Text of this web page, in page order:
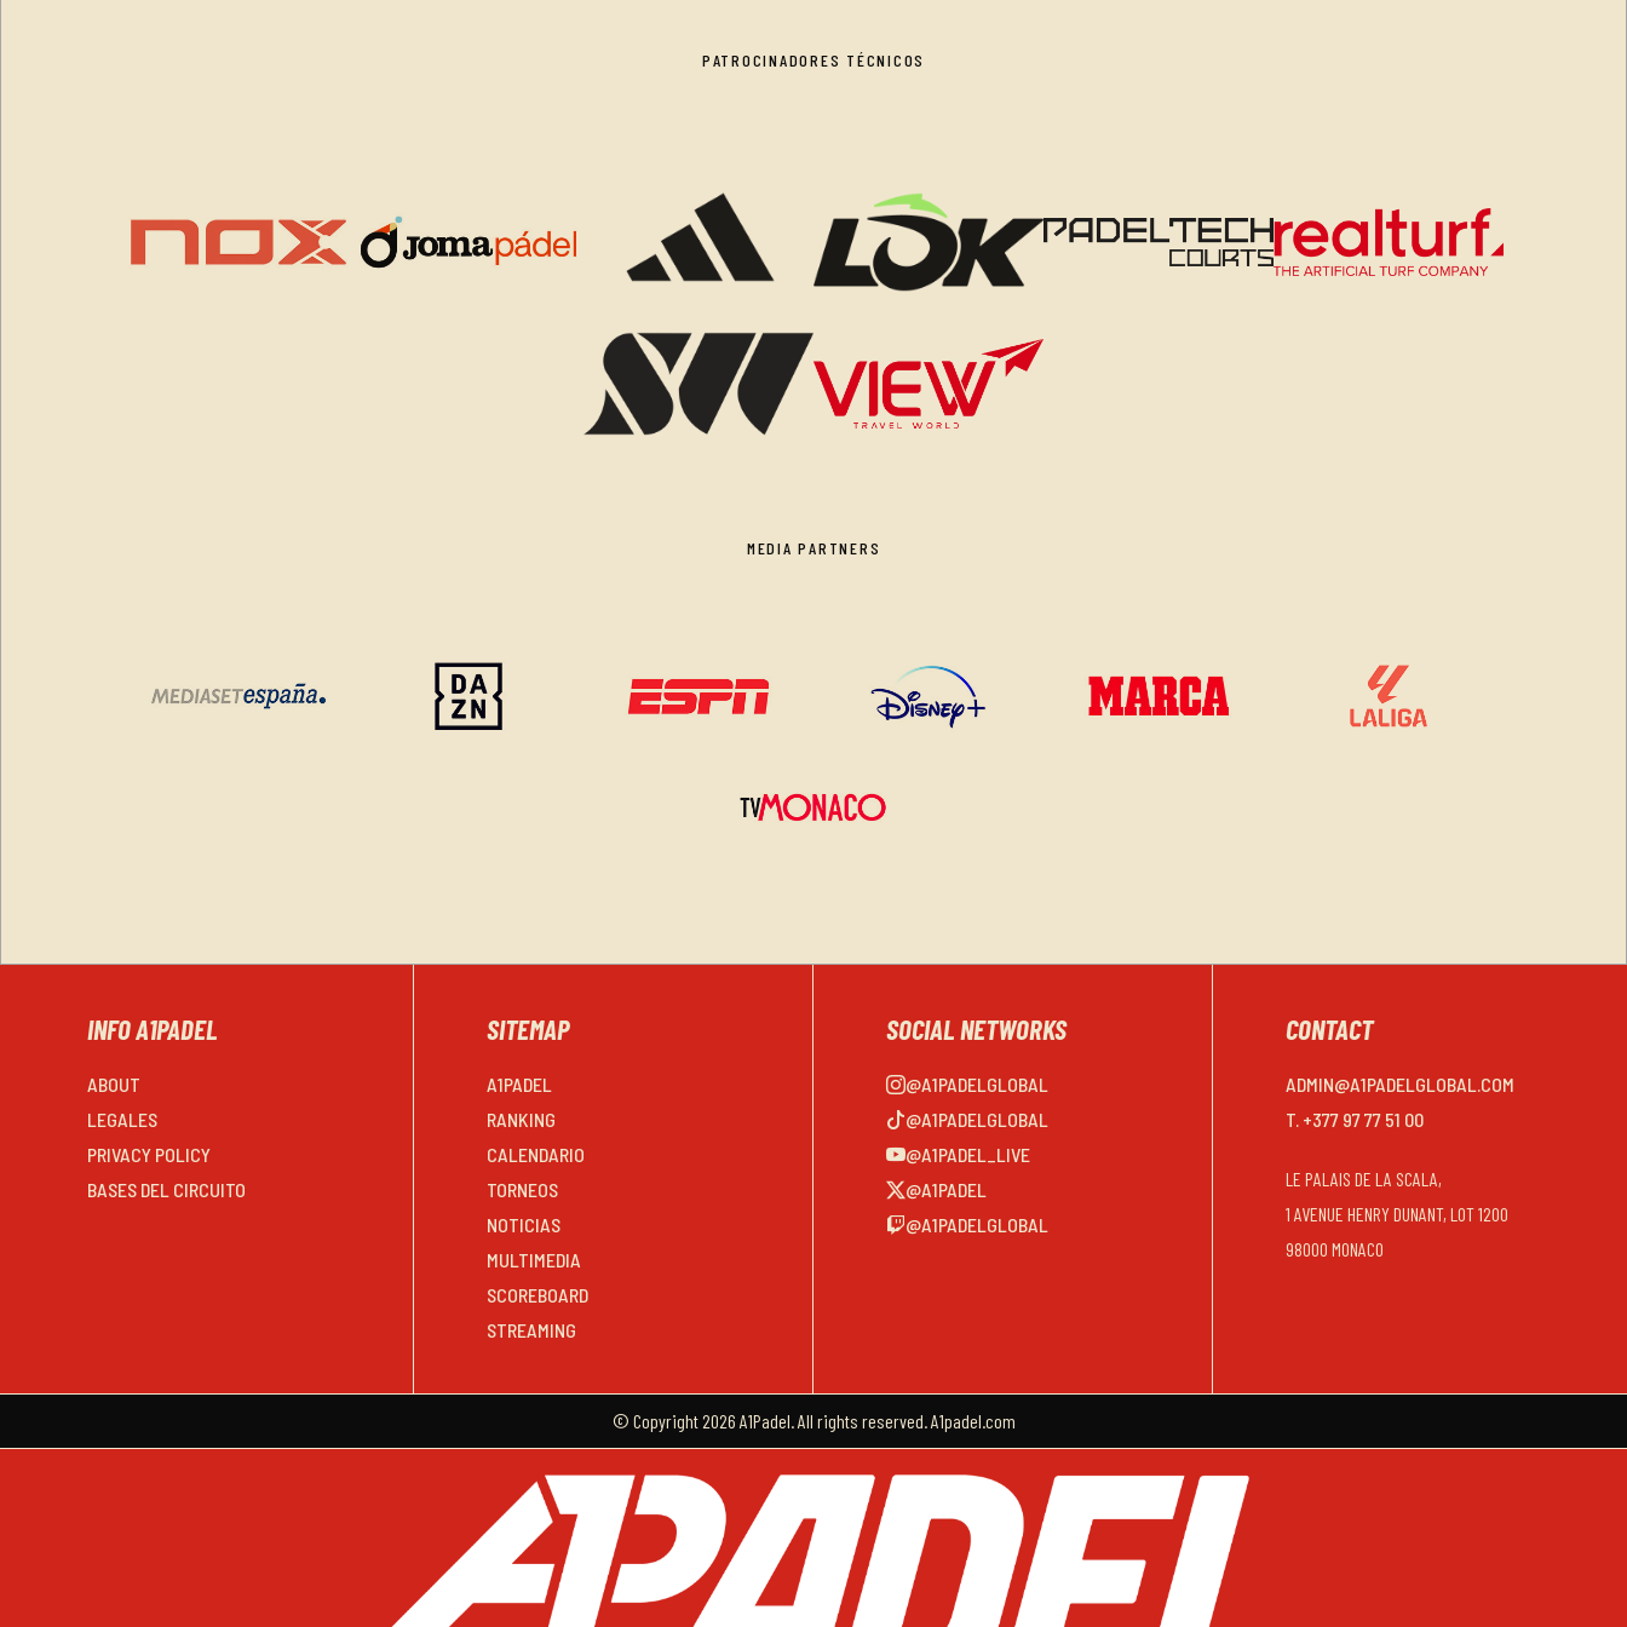
PATROCINADORES TÉCNICOS
MEDIA PARTNERS
INFO A1PADEL
ABOUT
LEGALES
PRIVACY POLICY
BASES DEL CIRCUITO
SITEMAP
A1PADEL
RANKING
CALENDARIO
TORNEOS
NOTICIAS
MULTIMEDIA
SCOREBOARD
STREAMING
SOCIAL NETWORKS
@A1PADELGLOBAL
@A1PADELGLOBAL
@A1PADEL_LIVE
@A1PADEL
@A1PADELGLOBAL
CONTACT
ADMIN@A1PADELGLOBAL.COM
T. +377 97 77 51 00
LE PALAIS DE LA SCALA,
1 AVENUE HENRY DUNANT, LOT 1200
98000 MONACO
© Copyright 2026 A1Padel. All rights reserved. A1padel.com